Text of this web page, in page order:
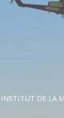
INSTITUT DE LA